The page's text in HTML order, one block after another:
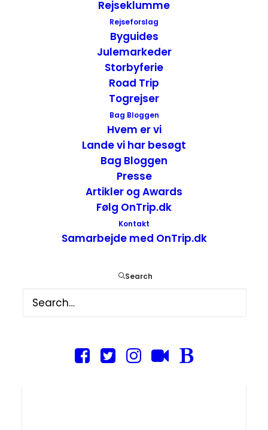
Rejseklumme
Rejseforslag
Byguides
Julemarkeder
Storbyferie
Road Trip
Togrejser
Bag Bloggen
Hvem er vi
Lande vi har besøgt
Bag Bloggen
Presse
Artikler og Awards
Følg OnTrip.dk
Kontakt
Samarbejde med OnTrip.dk
Search
Oplevelser i Yorkshire Dales National Park og
England